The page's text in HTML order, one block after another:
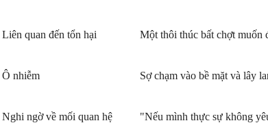
Liên quan đến tổn hại Một thôi thúc bất chợt muốn
Ô nhiễm Sợ chạm vào bề mặt và lây
Nghi ngờ về mối quan hệ "Nếu mình thực sự không